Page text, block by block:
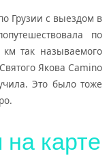
Грузии с выездом в
по
так называемого
Якова Camino
Это было тоже
карте